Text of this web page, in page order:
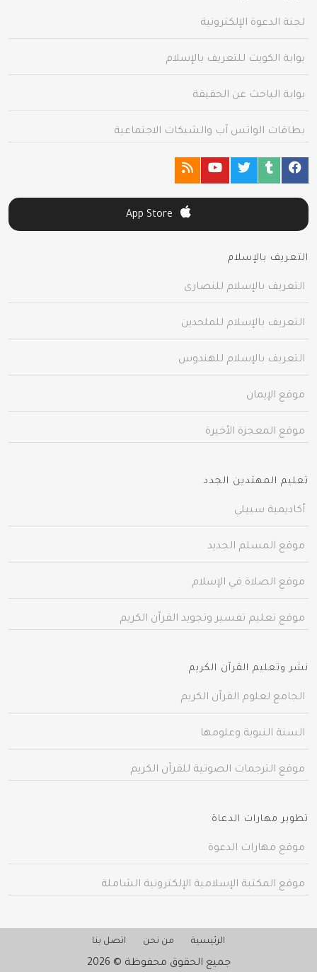
لجنة الدعوة الإلكترونية
بوابة الكويت للتعريف بالإسلام
بوابة الباحث عن الحقيقة
بطاقات الواتس آب والشبكات الاجتماعية
التعريف بالإسلام
التعريف بالإسلام للنصارى
التعريف بالإسلام للملحدين
التعريف بالإسلام للهندوس
موقع الإيمان
موقع المعجزة الأخيرة
تعليم المهتدين الجدد
أكاديمية سبيلي
موقع المسلم الجديد
موقع الصلاة في الإسلام
موقع تعليم تفسير وتجويد القرآن الكريم
نشر وتعليم القرآن الكريم
الجامع لعلوم القرآن الكريم
السنة النبوية وعلومها
موقع الترجمات الصوتية للقرآن الكريم
تطوير مهارات الدعاة
موقع مهارات الدعوة
موقع المكتبة الإسلامية الإلكترونية الشاملة
الرئيسية من نحن اتصل بنا
جميع الحقوق محفوظة © 2026